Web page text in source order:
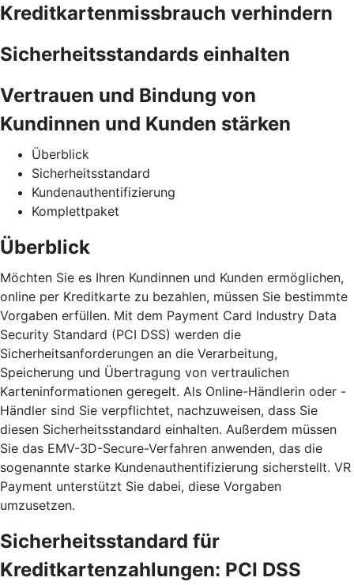
Kreditkartenmissbrauch verhindern
Sicherheitsstandards einhalten
Vertrauen und Bindung von
Kundinnen und Kunden stärken
Überblick
Sicherheitsstandard
Kundenauthentifizierung
Komplettpaket
Überblick
Möchten Sie es Ihren Kundinnen und Kunden ermöglichen,
online per Kreditkarte zu bezahlen, müssen Sie bestimmte
Vorgaben erfüllen. Mit dem Payment Card Industry Data
Security Standard (PCI DSS) werden die
Sicherheitsanforderungen an die Verarbeitung,
Speicherung und Übertragung von vertraulichen
Karteninformationen geregelt. Als Online-Händlerin oder -
Händler sind Sie verpflichtet, nachzuweisen, dass Sie
diesen Sicherheitsstandard einhalten. Außerdem müssen
Sie das EMV-3D-Secure-Verfahren anwenden, das die
sogenannte starke Kundenauthentifizierung sicherstellt. VR
Payment unterstützt Sie dabei, diese Vorgaben
umzusetzen.
Sicherheitsstandard für
Kreditkartenzahlungen: PCI DSS